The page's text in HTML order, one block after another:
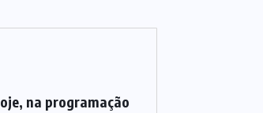
na programação